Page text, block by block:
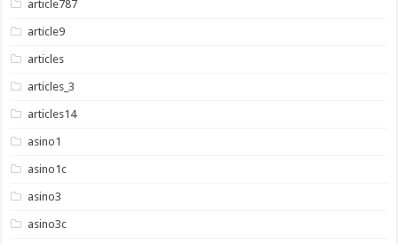
article787
article9
articles
articles_3
articles14
asino1
asino1c
asino3
asino3c